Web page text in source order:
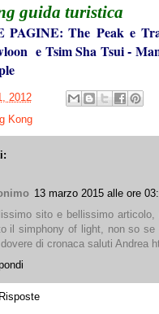
guida turistica
PAGINE:The Peak e
e Tsim Sha Tsui-
2012
Kong
13 marzo 2015 alle ore
sito e bellissimo
il simphony of light, non so
di cronaca saluti Andrea
Risposte